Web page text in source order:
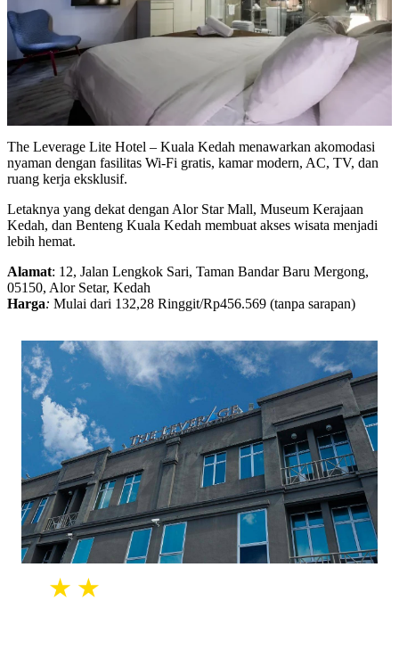
The Leverage Lite Hotel – Kuala Kedah menawarkan akomodasi
nyaman dengan fasilitas Wi-Fi gratis, kamar modern, AC, TV, dan
ruang kerja eksklusif.
Letaknya yang dekat dengan Alor Star Mall, Museum Kerajaan
Kedah, dan Benteng Kuala Kedah membuat akses wisata menjadi
lebih hemat.
Alamat: 12, Jalan Lengkok Sari, Taman Bandar Baru Mergong,
05150, Alor Setar, Kedah
Harga: Mulai dari 132,28 Ringgit/Rp456.569 (tanpa sarapan)